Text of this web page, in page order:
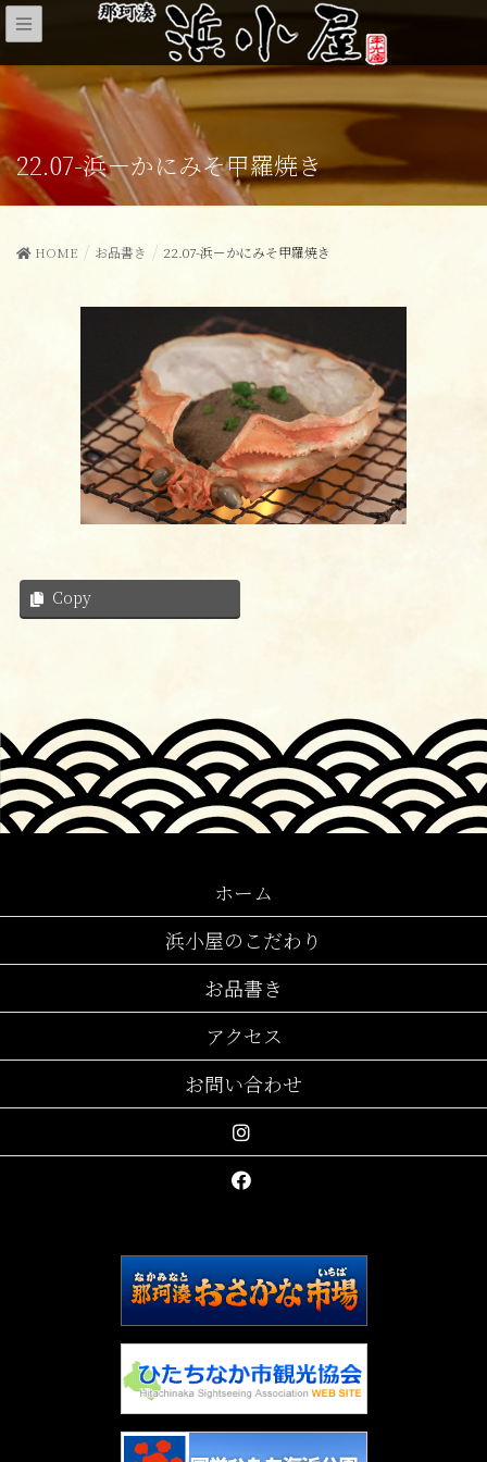
22.07-浜－かにみそ甲羅焼き
HOME お品書き 22.07-浜－かにみそ甲羅焼き
Copy
ホーム
浜小屋のこだわり
お品書き
アクセス
お問い合わせ